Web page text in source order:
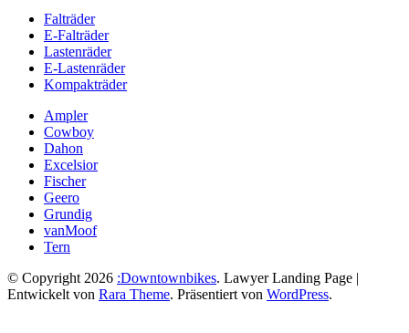
Falträder
E-Falträder
Lastenräder
E-Lastenräder
Kompakträder
Ampler
Cowboy
Dahon
Excelsior
Fischer
Geero
Grundig
vanMoof
Tern
© Copyright 2026 :Downtownbikes. Lawyer Landing Page |
Entwickelt von Rara Theme. Präsentiert von WordPress.